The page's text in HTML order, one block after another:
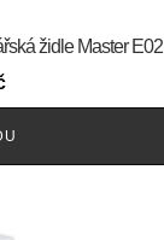
židle Master E02